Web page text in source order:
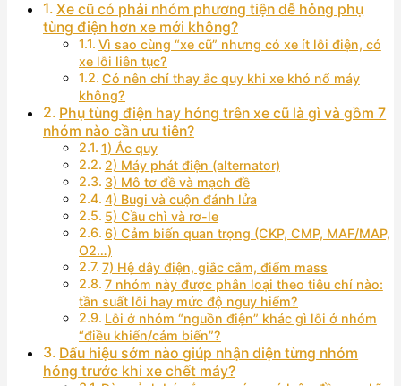
Xe cũ có phải nhóm phương tiện dễ hỏng phụ
tùng điện hơn xe mới không?
Vì sao cùng “xe cũ” nhưng có xe ít lỗi điện, có
xe lỗi liên tục?
Có nên chỉ thay ắc quy khi xe khó nổ máy
không?
Phụ tùng điện hay hỏng trên xe cũ là gì và gồm 7
nhóm nào cần ưu tiên?
1) Ắc quy
2) Máy phát điện (alternator)
3) Mô tơ đề và mạch đề
4) Bugi và cuộn đánh lửa
5) Cầu chì và rơ-le
6) Cảm biến quan trọng (CKP, CMP, MAF/MAP,
O2…)
7) Hệ dây điện, giắc cắm, điểm mass
7 nhóm này được phân loại theo tiêu chí nào:
tần suất lỗi hay mức độ nguy hiểm?
Lỗi ở nhóm “nguồn điện” khác gì lỗi ở nhóm
“điều khiển/cảm biến”?
Dấu hiệu sớm nào giúp nhận diện từng nhóm
hỏng trước khi xe chết máy?